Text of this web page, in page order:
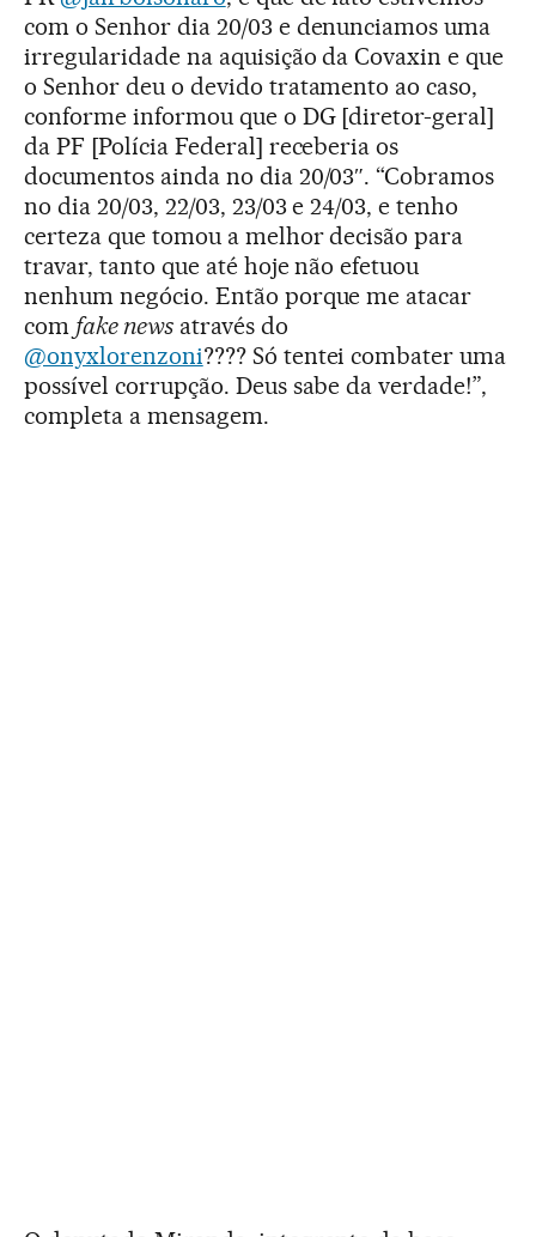
com o Senhor dia 20/03 e denunciamos uma
irregularidade na aquisição da Covaxin e que
o Senhor deu o devido tratamento ao caso,
conforme informou que o DG [diretor-geral]
da PF [Polícia Federal] receberia os
documentos ainda no dia 20/03″. “Cobramos
no dia 20/03, 22/03, 23/03 e 24/03, e tenho
certeza que tomou a melhor decisão para
travar, tanto que até hoje não efetuou
nenhum negócio. Então porque me atacar
com fake newsatravés do
@onyxlorenzoni???? Só tentei combater uma
possível corrupção. Deus sabe da verdade!”,
completa a mensagem.